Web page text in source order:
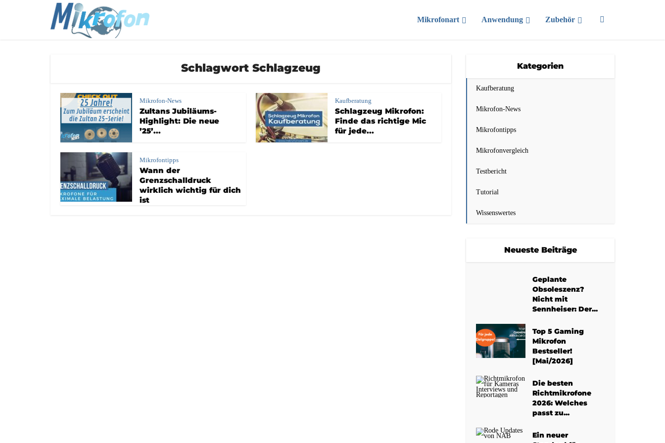
Mikrofonart Anwendung Zubehör
Schlagwort Schlagzeug
Mikrofon-News
Zultans Jubiläums-
Highlight: Die neue
’25’...
Kaufberatung
Schlagzeug Mikrofon:
Finde das richtige Mic
für jede...
Mikrofontipps
Wann der
Grenzschalldruck
wirklich wichtig für dich
ist
Kategorien
Kaufberatung
Mikrofon-News
Mikrofontipps
Mikrofonvergleich
Testbericht
Tutorial
Wissenswertes
Neueste Beiträge
Geplante
Obsoleszenz?
Nicht mit
Sennheiser: Der...
Top 5 Gaming
Mikrofon
Bestseller!
[Mai/2026]
Die besten
Richtmikrofone
2026: Welches
passt zu...
Ein neuer